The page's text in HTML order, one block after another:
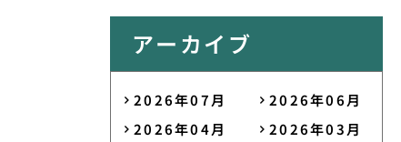
アーカイブ
2026年07月
2026年06月
2026年04月
2026年03月